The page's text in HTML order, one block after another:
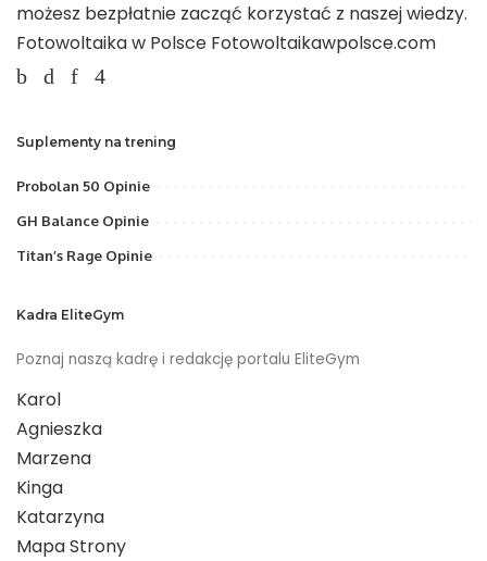
możesz bezpłatnie zacząć korzystać z naszej wiedzy.
Fotowoltaika w Polsce Fotowoltaikawpolsce.com
Suplementy na trening
Probolan 50 Opinie
GH Balance Opinie
Titan’s Rage Opinie
Kadra EliteGym
Poznaj naszą kadrę i redakcję portalu EliteGym
Karol
Agnieszka
Marzena
Kinga
Katarzyna
Mapa Strony